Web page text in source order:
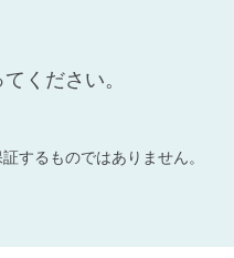
ください。
するものではありません。